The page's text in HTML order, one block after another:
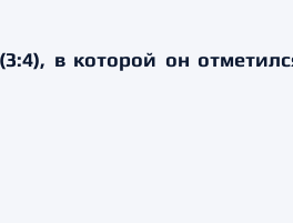
в которой он